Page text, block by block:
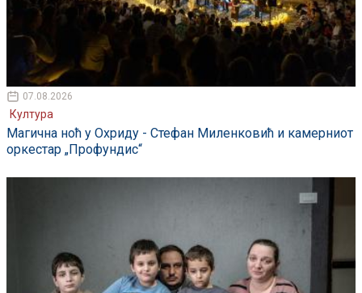
07.08.2026
Култура
Магична ноћ у Охриду - Стефан Миленковић и камерниот
оркестар „Профундис“